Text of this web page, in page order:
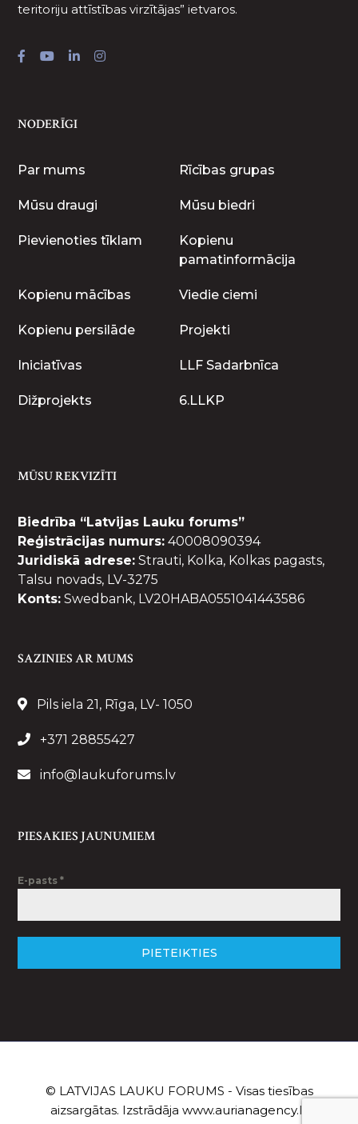
teritoriju attīstības virzītājas” ietvaros.
NODERĪGI
Par mums Rīcības grupas
Mūsu draugi Mūsu biedri
Pievienoties tīklam
Kopienu
pamatinformācija
Kopienu mācības Viedie ciemi
Kopienu persilāde Projekti
Iniciatīvas LLF Sadarbnīca
Dižprojekts 6.LLKP
MŪSU REKVIZĪTI
Biedrība “Latvijas Lauku forums”
Reģistrācijas numurs: 40008090394
Juridiskā adrese: Strauti, Kolka, Kolkas pagasts,
Talsu novads, LV-3275
Konts: Swedbank, LV20HABA0551041443586
SAZINIES AR MUMS
Pils iela 21, Rīga, LV- 1050
+371 28855427
info@laukuforums.lv
PIESAKIES JAUNUMIEM
E-pasts*
PIETEIKTIES
© LATVIJAS LAUKU FORUMS - Visas tiesības
aizsargātas. Izstrādāja www.aurianagency.lv